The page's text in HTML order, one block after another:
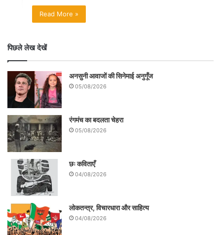
Read More »
पिछले लेख देखें
अनसुनी आवाजों की सिनेमाई अनुगूँज
05/08/2026
रंगमंच का बदलता चेहरा
05/08/2026
छः कविताएँ
04/08/2026
लोकतन्त्र, विचारधारा और साहित्य
04/08/2026